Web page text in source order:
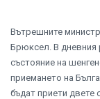
Вътрешните
Брюксел. В дневния
състояние на
приемането на
бъдат приети двете